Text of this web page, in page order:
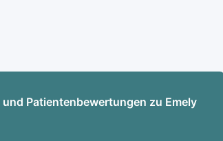
Patientenbewertungen zu Emely